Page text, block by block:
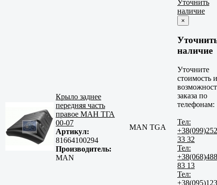
Крыло заднее
передняя часть
правое МАН ТГА
00-07
Артикул:
81664100294
Производитель:
MAN
MAN TGA
Уточнить
наличие
×
наличие
Уточните
стоимость и
заказа по
телефонам:
Тел:
+38(099)252
33 32
Тел:
+38(068)488
83 13
Тел:
+38(095)123